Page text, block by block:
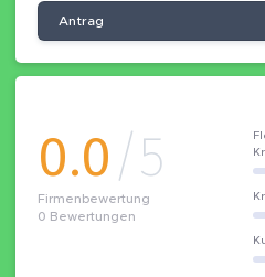
Antrag
0.0/5
Firmenbewertung
0 Bewertungen